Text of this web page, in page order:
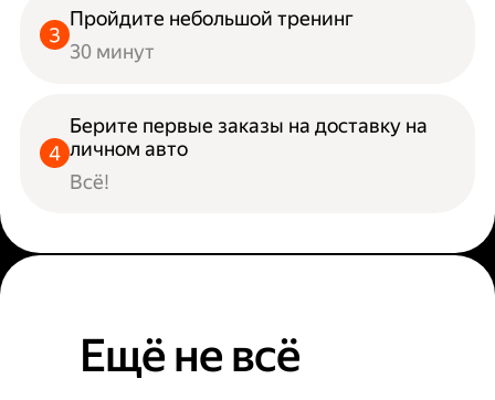
Пройдите небольшой тренинг
30 минут
Берите первые заказы на доставку на
личном авто
Всё!
Ещё не всё